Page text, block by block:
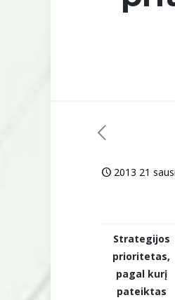
2013 21
Strategijos
prioritetas,
pagal kurį
pateiktas